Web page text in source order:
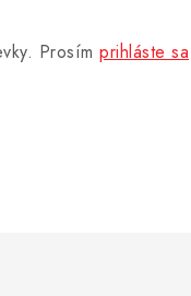
Prosím prihláste sa